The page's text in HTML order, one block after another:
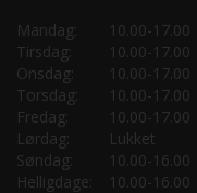
Mandag:
10.00-17.00
Tirsdag:
10.00-17.00
Onsdag:
10.00-17.00
Torsdag:
10.00-17.00
Fredag:
10.00-17.00
Lørdag:
Lukket
Søndag:
10.00-16.00
Helligdage:
10.00-16.00